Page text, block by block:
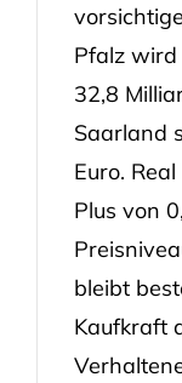
Pfalz wird
32,8
Saarland
Euro.
Plus von
bleibt
Kaufkraft